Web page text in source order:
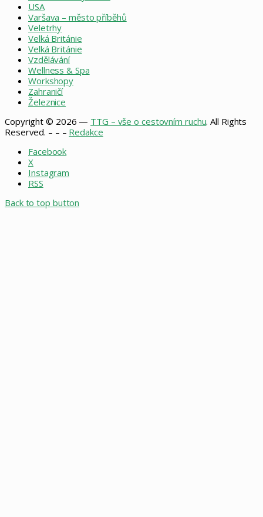
USA
Varšava – město příběhů
Veletrhy
Velká Británie
Velká Británie
Vzdělávání
Wellness & Spa
Workshopy
Zahraničí
Železnice
Copyright © 2026 — TTG – vše o cestovním ruchu. All Rights
Reserved. – – – Redakce
Facebook
X
Instagram
RSS
Back to top button